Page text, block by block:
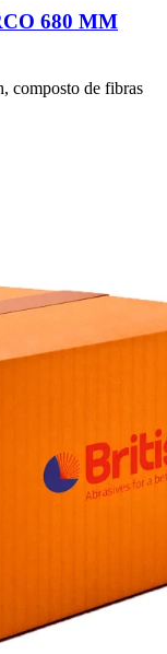
680 MM
composto de fibras